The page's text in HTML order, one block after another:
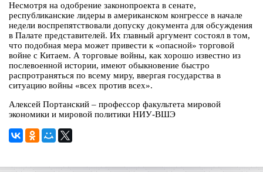
Несмотря на одобрение законопроекта в сенате,
республиканские лидеры в американском конгрессе в начале
недели воспрепятствовали допуску документа для обсуждения
в Палате представителей. Их главный аргумент состоял в том,
что подобная мера может привести к «опасной» торговой
войне с Китаем. А торговые войны, как хорошо известно из
послевоенной истории, имеют обыкновение быстро
распротраняться по всему миру, ввергая государства в
ситуацию войны «всех против всех».
Алексей Портанский – профессор факультета мировой
экономики и мировой политики НИУ-ВШЭ